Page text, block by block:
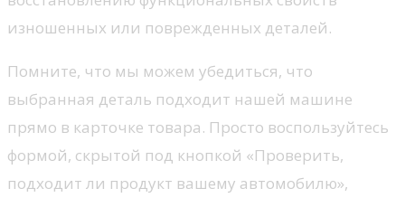
изношенных или поврежденных деталей.
Помните, что мы можем убедиться, что
выбранная деталь подходит нашей машине
прямо в карточке товара. Просто воспользуйтесь
формой, скрытой под кнопкой «Проверить,
подходит ли продукт вашему автомобилю»,